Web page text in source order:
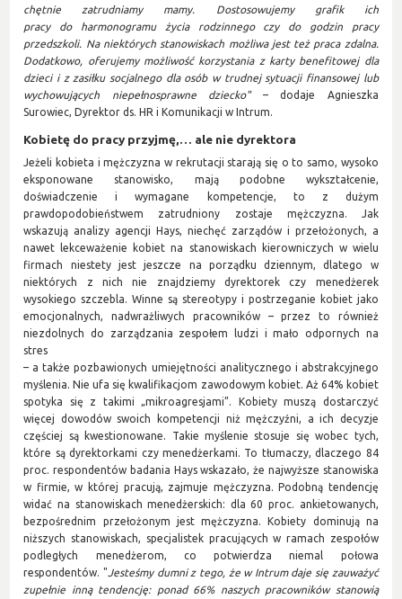
chętnie zatrudniamy mamy. Dostosowujemy grafik ich
pracy do harmonogramu życia rodzinnego czy do godzin pracy
przedszkoli. Na niektórych stanowiskach możliwa jest też praca zdalna.
Dodatkowo, oferujemy możliwość korzystania z karty benefitowej dla
dzieci i z zasiłku socjalnego dla osób w trudnej sytuacji finansowej lub
wychowujących niepełnosprawne dziecko"– dodaje Agnieszka
Surowiec, Dyrektor ds. HR i Komunikacji w Intrum.
Kobietę do pracy przyjmę,… ale nie dyrektora
Jeżeli kobieta i mężczyzna w rekrutacji starają się o to samo, wysoko
eksponowane stanowisko, mają podobne wykształcenie,
doświadczenie i wymagane kompetencje, to z dużym
prawdopodobieństwem zatrudniony zostaje mężczyzna. Jak
wskazują analizy agencji Hays, niechęć zarządów i przełożonych, a
nawet lekceważenie kobiet na stanowiskach kierowniczych w wielu
firmach niestety jest jeszcze na porządku dziennym, dlatego w
niektórych z nich nie znajdziemy dyrektorek czy menedżerek
wysokiego szczebla. Winne są stereotypy i postrzeganie kobiet jako
emocjonalnych, nadwrażliwych pracowników – przez to również
niezdolnych do zarządzania zespołem ludzi i mało odpornych na
stres
– a także pozbawionych umiejętności analitycznego i abstrakcyjnego
myślenia. Nie ufa się kwalifikacjom zawodowym kobiet. Aż 64% kobiet
spotyka się z takimi „mikroagresjami”. Kobiety muszą dostarczyć
więcej dowodów swoich kompetencji niż mężczyźni, a ich decyzje
częściej są kwestionowane. Takie myślenie stosuje się wobec tych,
które są dyrektorkami czy menedżerkami. To tłumaczy, dlaczego 84
proc. respondentów badania Hays wskazało, że najwyższe stanowiska
w firmie, w której pracują, zajmuje mężczyzna. Podobną tendencję
widać na stanowiskach menedżerskich: dla 60 proc. ankietowanych,
bezpośrednim przełożonym jest mężczyzna. Kobiety dominują na
niższych stanowiskach, specjalistek pracujących w ramach zespołów
podległych menedżerom, co potwierdza niemal połowa
respondentów. " Jesteśmy dumni z tego, że w Intrum daje się zauważyć
zupełnie innątendencję: ponad 66% naszych pracowników stanowią